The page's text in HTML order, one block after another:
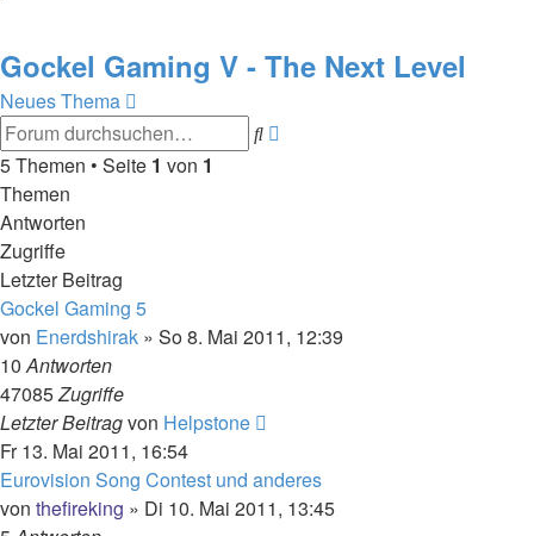
Gockel Gaming V - The Next Level
Neues Thema
Suche
5 Themen • Seite 1 von 1
Themen
Antworten
Zugriffe
Letzter Beitrag
Gockel Gaming 5
von Enerdshirak » So 8. Mai 2011, 12:39
10Antworten
47085Zugriffe
Letzter Beitragvon Helpstone
Fr 13. Mai 2011, 16:54
Eurovision Song Contest und anderes
von thefireking » Di 10. Mai 2011, 13:45